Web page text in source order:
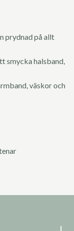
prydnad på allt
smycka halsband,
väskor och